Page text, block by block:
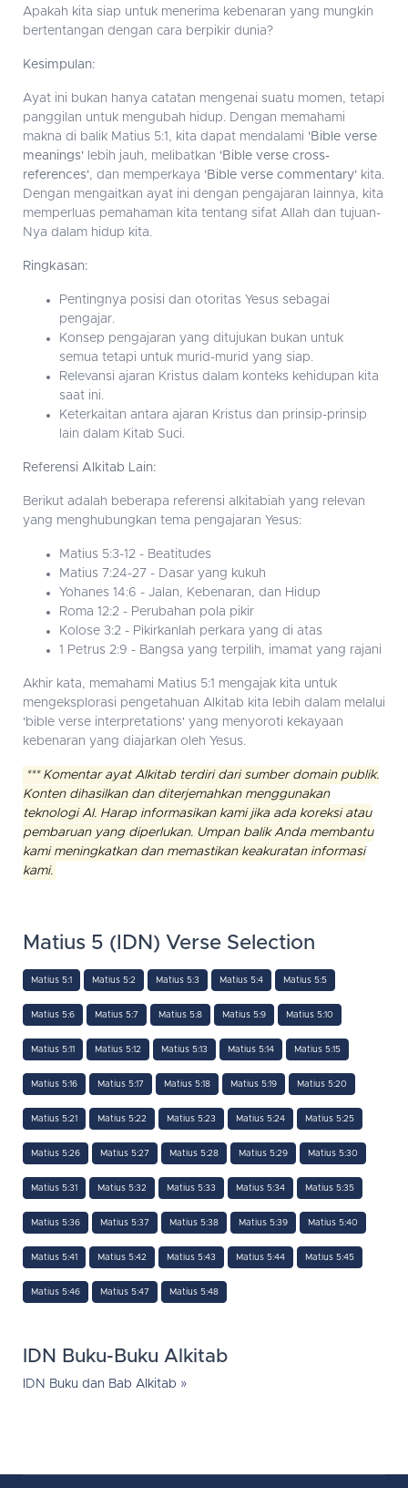
Apakah kita siap untuk menerima kebenaran yang mungkin
bertentangan dengan cara berpikir dunia?
Kesimpulan:
Ayat ini bukan hanya catatan mengenai suatu momen, tetapi
panggilan untuk mengubah hidup. Dengan memahami
makna di balik Matius 5:1, kita dapat mendalami 'Bible verse
meanings' lebih jauh, melibatkan 'Bible verse cross-
references', dan memperkaya 'Bible verse commentary' kita.
Dengan mengaitkan ayat ini dengan pengajaran lainnya, kita
memperluas pemahaman kita tentang sifat Allah dan tujuan-
Nya dalam hidup kita.
Ringkasan:
Pentingnya posisi dan otoritas Yesus sebagai
pengajar.
Konsep pengajaran yang ditujukan bukan untuk
semua tetapi untuk murid-murid yang siap.
Relevansi ajaran Kristus dalam konteks kehidupan kita
saat ini.
Keterkaitan antara ajaran Kristus dan prinsip-prinsip
lain dalam Kitab Suci.
Referensi Alkitab Lain:
Berikut adalah beberapa referensi alkitabiah yang relevan
yang menghubungkan tema pengajaran Yesus:
Matius 5:3-12 - Beatitudes
Matius 7:24-27 - Dasar yang kukuh
Yohanes 14:6 - Jalan, Kebenaran, dan Hidup
Roma 12:2 - Perubahan pola pikir
Kolose 3:2 - Pikirkanlah perkara yang di atas
1 Petrus 2:9 - Bangsa yang terpilih, imamat yang rajani
Akhir kata, memahami Matius 5:1 mengajak kita untuk
mengeksplorasi pengetahuan Alkitab kita lebih dalam melalui
'bible verse interpretations' yang menyoroti kekayaan
kebenaran yang diajarkan oleh Yesus.
*** Komentar ayat Alkitab terdiri dari sumber domain publik.
Konten dihasilkan dan diterjemahkan menggunakan
teknologi AI. Harap informasikan kami jika ada koreksi atau
pembaruan yang diperlukan. Umpan balik Anda membantu
kami meningkatkan dan memastikan keakuratan informasi
kami.
Matius 5 (IDN) Verse Selection
Matius 5:1 Matius 5:2 Matius 5:3 Matius 5:4 Matius 5:5
Matius 5:6 Matius 5:7 Matius 5:8 Matius 5:9 Matius 5:10
Matius 5:11 Matius 5:12 Matius 5:13 Matius 5:14 Matius 5:15
Matius 5:16 Matius 5:17 Matius 5:18 Matius 5:19 Matius 5:20
Matius 5:21 Matius 5:22 Matius 5:23 Matius 5:24 Matius 5:25
Matius 5:26 Matius 5:27 Matius 5:28 Matius 5:29 Matius 5:30
Matius 5:31 Matius 5:32 Matius 5:33 Matius 5:34 Matius 5:35
Matius 5:36 Matius 5:37 Matius 5:38 Matius 5:39 Matius 5:40
Matius 5:41 Matius 5:42 Matius 5:43 Matius 5:44 Matius 5:45
Matius 5:46 Matius 5:47 Matius 5:48
IDN Buku-Buku Alkitab
IDN Buku dan Bab Alkitab »